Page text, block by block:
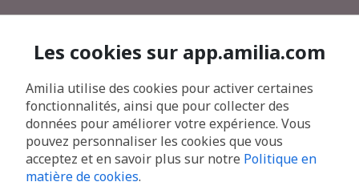
Les cookies sur app.amilia.com
Amilia utilise des cookies pour activer certaines
fonctionnalités, ainsi que pour collecter des
données pour améliorer votre expérience. Vous
pouvez personnaliser les cookies que vous
acceptez et en savoir plus sur notre Politique en
matière de cookies.